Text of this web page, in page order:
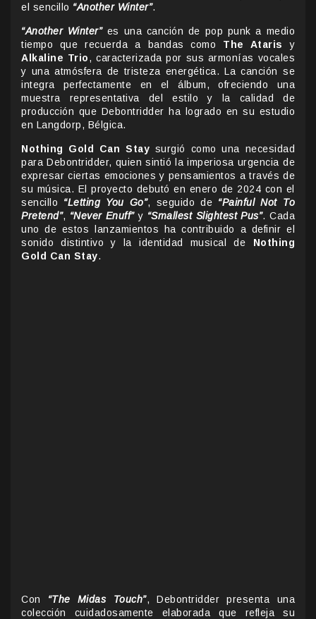
el sencillo “Another Winter”.
“Another Winter”es una canción de pop punk a medio
tiempo que recuerda a bandas como The Ataris
y
Alkaline Trio, caracterizada por sus armonías vocales
y una atmósfera de tristeza energética. La canción se
integra perfectamente en el álbum, ofreciendo una
muestra representativa del estilo y la calidad de
producción que Debontridder ha logrado en su estudio
en Langdorp, Bélgica.
Nothing Gold Can Stay surgió como una necesidad
para Debontridder, quien sintió la imperiosa urgencia de
expresar ciertas emociones y pensamientos a través de
su música. El proyecto debutó en enero de 2024 con el
sencillo “Letting You Go”, seguido de “Painful Not To
Pretend”, “Never Enuff”y “Smallest Slightest Pus”. Cada
uno de estos lanzamientos ha contribuido a definir el
sonido distintivo y la identidad musical de Nothing
Gold Can Stay.
Con “The Midas Touch”, Debontridder presenta una
colección cuidadosamente elaborada que refleja su